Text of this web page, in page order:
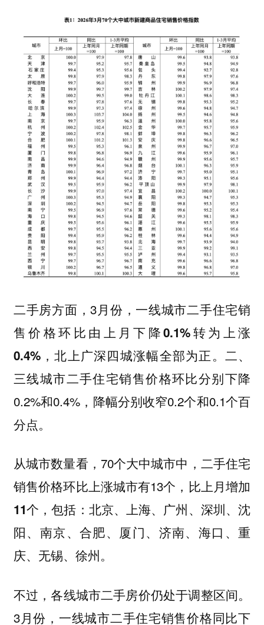
二手房方面，3月份，一线城市二手住宅销
售价格环比 由上月下降0.1%转为上涨
0.4%，北上广深四城涨幅全部为正。二、
三线城市二手住宅销售价格环比分别下降
0.2%和0.4%，降幅分别收窄0.2个和0.1个百
分点。
从城市数量看，70个大中城市中，二手住宅
销售价格环比上涨城市有13个， 比上月增加
11个 ，包括：北京、上海、广州、深圳、沈
阳、南京、合肥、厦门、济南、海口、重
庆、无锡、徐州。
不过，各线城市二手房价仍处于调整区间。
3月份，一线城市二手住宅销售价格同比下